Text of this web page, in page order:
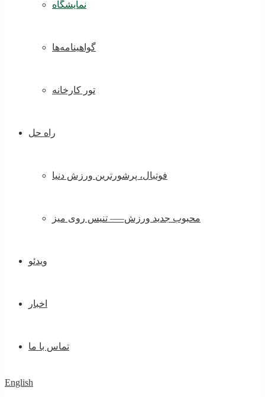
نمایشگاه
گواهینامه‌ها
تور کارخانه
راه حل
فوتبال، پرشورترین ورزش دنیا
محبوب جدید ورزش—– تنیس روی میز
ویدئو
اخبار
تماس با ما
English